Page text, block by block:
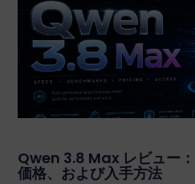
Qwen 3.8 Max レビュー：
価格、および入手方法